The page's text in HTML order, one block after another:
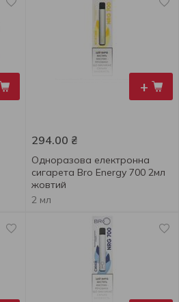
+
294.00 ₴
Одноразова електронна
сигарета Bro Energy 700 2мл
жовтий
2 мл